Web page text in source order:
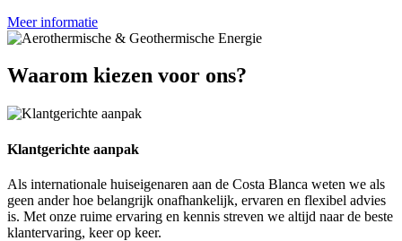
Meer informatie
Waarom kiezen voor ons?
Klantgerichte aanpak
Als internationale huiseigenaren aan de Costa Blanca weten we als
geen ander hoe belangrijk onafhankelijk, ervaren en flexibel advies
is. Met onze ruime ervaring en kennis streven we altijd naar de beste
klantervaring, keer op keer.